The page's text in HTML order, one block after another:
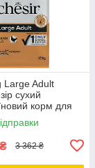
Large Adult
сухий
корм для
порід 12кг
₴ 3 362 ₴